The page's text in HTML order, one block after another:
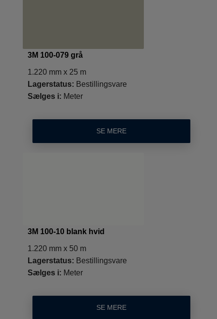
3M 100-079 grå
1.220 mm x 25 m
Lagerstatus: Bestillingsvare
Sælges i: Meter
SE MERE
3M 100-10 blank hvid
1.220 mm x 50 m
Lagerstatus: Bestillingsvare
Sælges i: Meter
SE MERE